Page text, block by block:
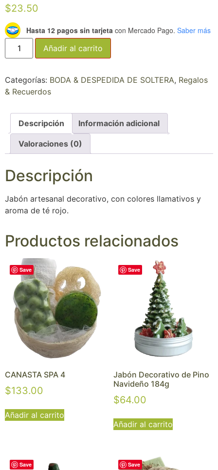
$23.50
Hasta 12 pagos sin tarjeta con Mercado Pago. Saber más
Añadir al carrito
Categorías: BODA & DESPEDIDA DE SOLTERA, Regalos
& Recuerdos
Descripción Información adicional
Valoraciones (0)
Descripción
Jabón artesanal decorativo, con colores llamativos y
aroma de té rojo.
Productos relacionados
Save
CANASTA SPA 4
$133.00
Añadir al carrito
Save
Jabón Decorativo de Pino
Navideño 184g
$64.00
Añadir al carrito
Save Save